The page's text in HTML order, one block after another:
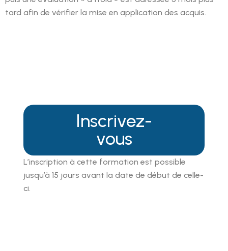
tard afin de vérifier la mise en application des acquis.
Inscrivez-
vous
L’inscription à cette formation est possible
jusqu’à 15 jours avant la date de début de celle-
ci.